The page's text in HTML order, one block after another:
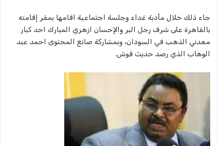
جاء ذلك خلال مأدبة غداء وجلسة اجتماعية اقامها بمقر إقامته
بالقاهرة على شرف رجل البر والإحسان ازهري المبارك احد كبار
معدني الذهب في السودان، وبمشاركة صانع المحتوى احمد عبد
الوهاب الذي رصد حديث قوش.